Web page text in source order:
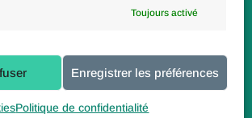
Toujours activé
Enregistrer les préférences
Politique de confidentialité
19e
de confidentialité